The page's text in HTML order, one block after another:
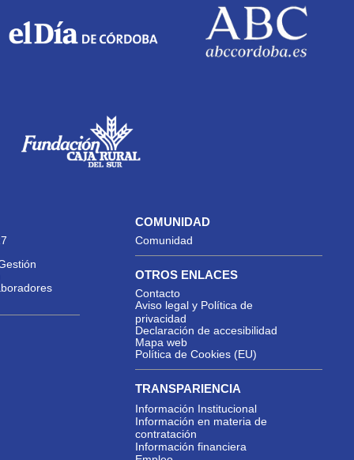
COMUNIDAD
Comunidad
OTROS ENLACES
Contacto
Aviso legal y Política de
privacidad
Declaración de accesibilidad
Mapa web
Política de Cookies (EU)
TRANSPARIENCIA
Información Institucional
Información en materia de
contratación
Información financiera